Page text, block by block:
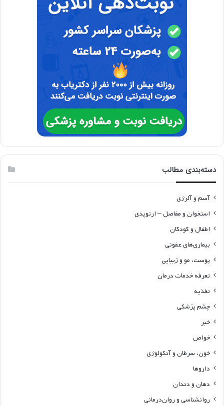
دسته‌بندی مطالب
آسم و آلرژی
استخوان و مفاصل – ارتوپدی
اطفال و کودکان
بیماری‌های عفونی
پوست، مو و زیبایی
تعرفه خدمات درمان
تغذیه
چشم پزشکی
خبر
خواص
خون، سرطان و آنکولوژی
داروها
دهان و دندان
روانشناسی و روان‌درمانی